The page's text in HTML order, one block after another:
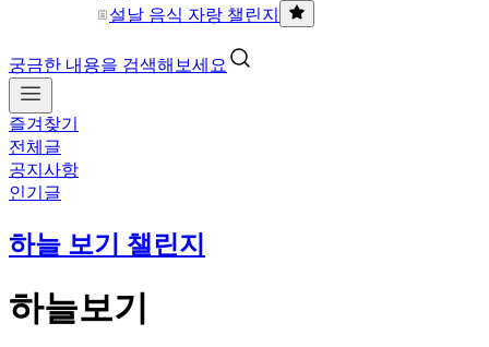
설날 음식 자랑 챌린지
궁금한 내용을 검색해보세요
즐겨찾기
전체글
공지사항
인기글
하늘 보기 챌린지
하늘보기